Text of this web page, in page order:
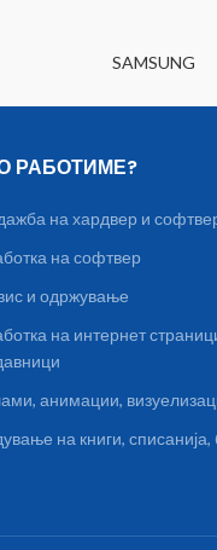
SAMSUNG
РАБОТИМЕ?
на хардвер и
на софтвер
и одржување
на интернет
анимации,
на книги,